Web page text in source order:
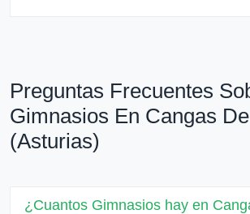
Preguntas Frecuentes
Gimnasios En Cangas
(Asturias)
¿Cuantos Gimnasios hay en